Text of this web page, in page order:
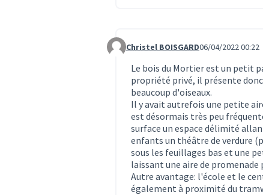
Commentaire 557
Christel BOISGARD06/04/2022 00:22
Le bois du Mortier est un petit
propriété privé, il présente
beaucoup d'oiseaux.
Il y avait autrefois une petite
est désormais très peu
surface un espace délimité
enfants un théâtre de verdure
sous les feuillages bas et une
laissant une aire de promenade
Autre avantage: l'école et le
également à proximité du